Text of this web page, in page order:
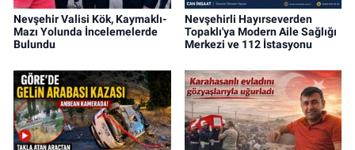
Nevşehir Valisi Kök, Kaymaklı-
Mazı Yolunda İncelemelerde
Bulundu
Nevşehirli Hayırseverden
Topaklı'ya Modern Aile Sağlığı
Merkezi ve 112 İstasyonu